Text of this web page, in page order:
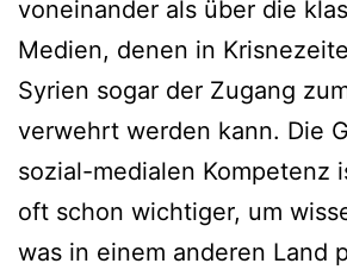
voneinander als über die
Medien, denen in
Syrien sogar der Zugang
verwehrt werden kann. Die
sozial-medialen Kompetenz
oft schon wichtiger, um
was in einem anderen Land